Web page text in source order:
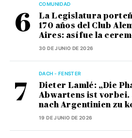
COMUNIDAD
La Legislatura
170 años del Club
Aires: así fue la
30 DE JUNIO DE 2026
DACH - FENSTER
Dieter Lamlé: „Die
Abwartens ist
nach Argentinien zu
19 DE JUNIO DE 2026